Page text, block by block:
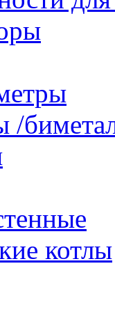
/
котлы